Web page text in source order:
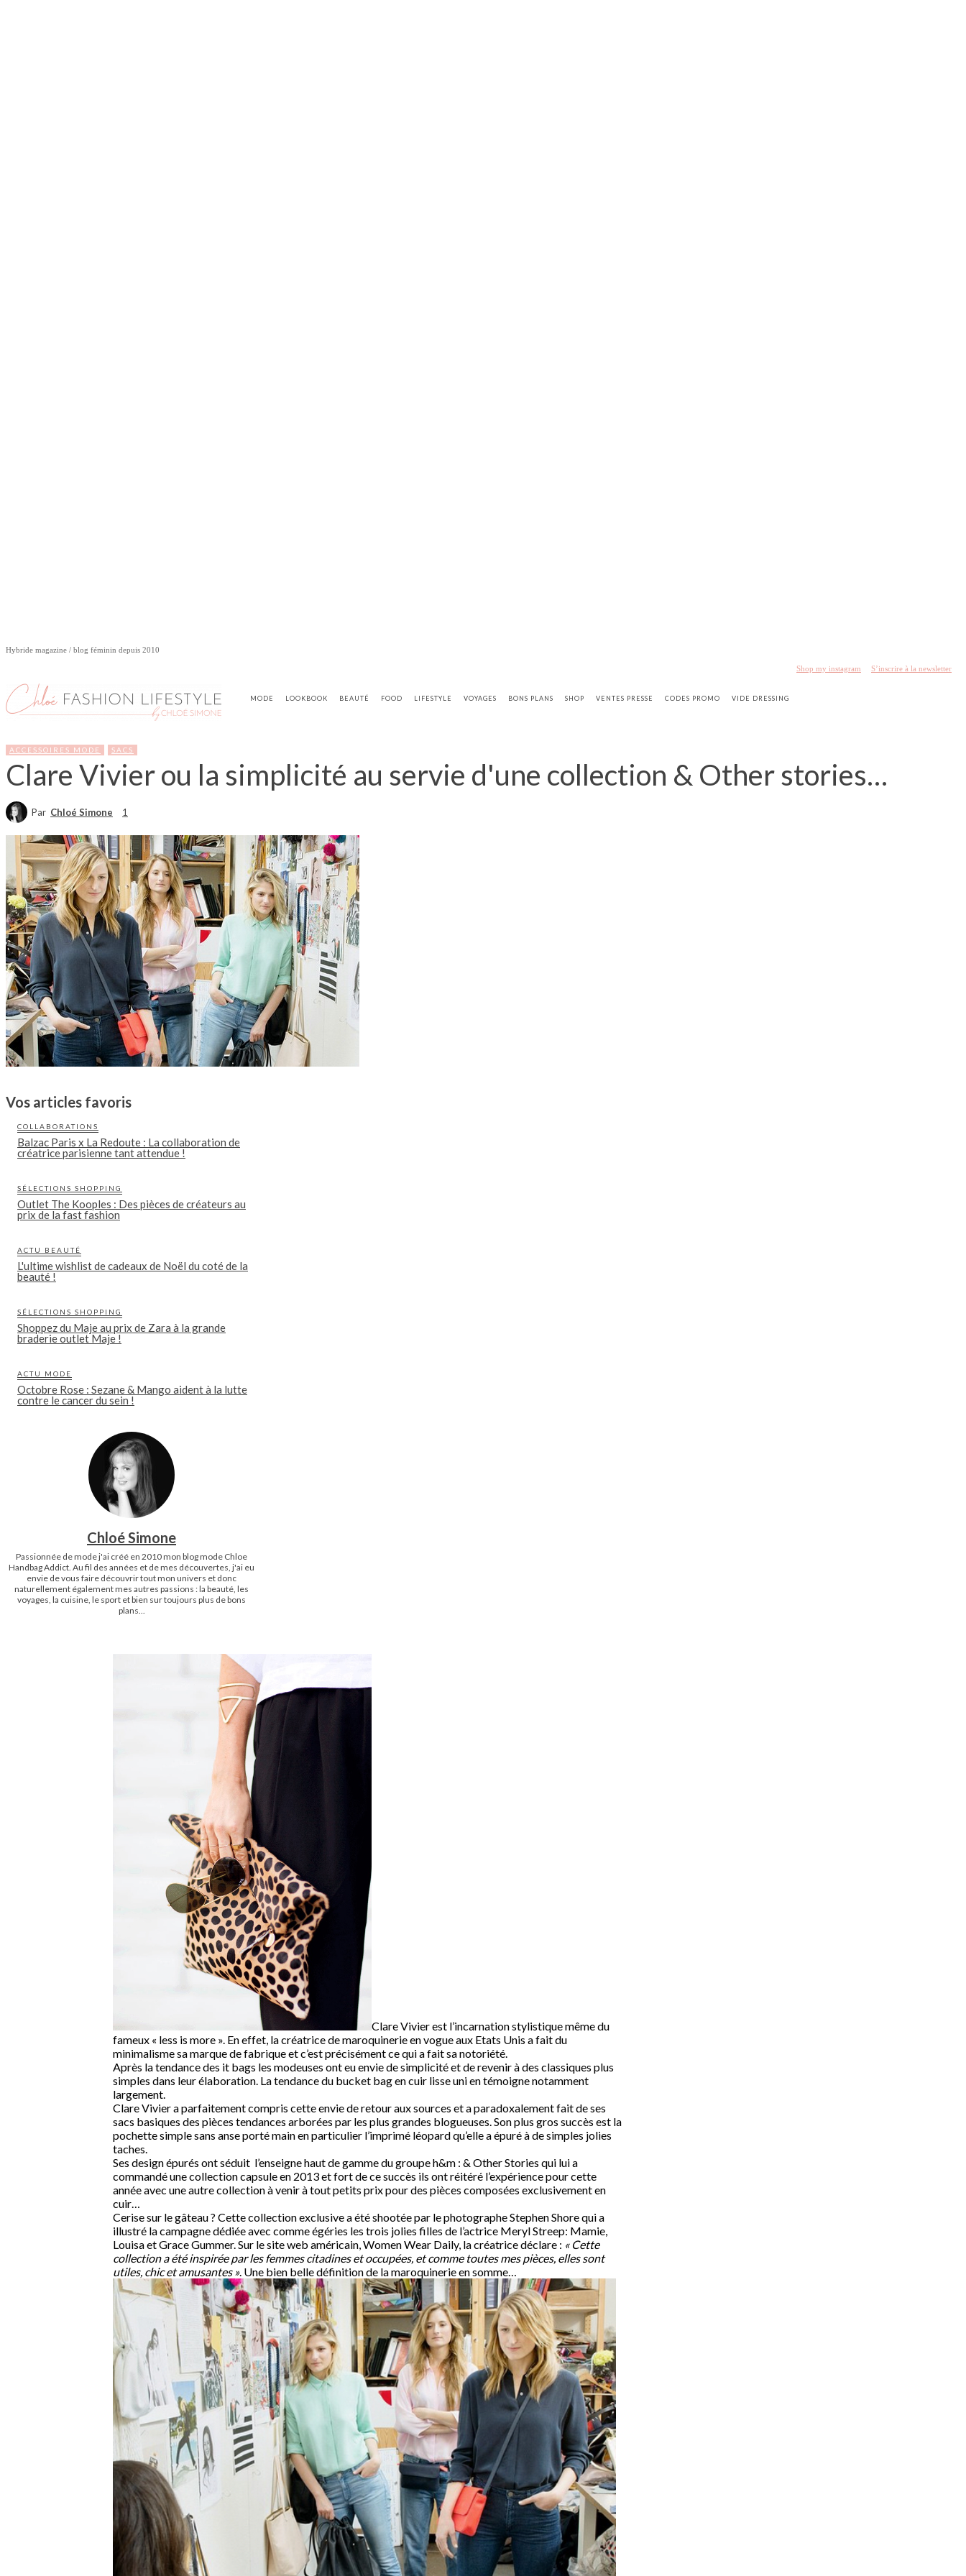
Hybride magazine / blog féminin depuis 2010
Shop my instagram S’inscrire à la newsletter
MODE LOOKBOOK BEAUTÉ FOOD LIFESTYLE VOYAGES BONS PLANS SHOP VENTES PRESSE CODES PROMO VIDE DRESSING
ACCESSOIRES MODE SACS
Clare Vivier ou la simplicité au servie d'une collection & Other stories…
Par Chloé Simone 1
Vos articles favoris
COLLABORATIONS
Balzac Paris x La Redoute : La collaboration de
créatrice parisienne tant attendue !
SÉLECTIONS SHOPPING
Outlet The Kooples : Des pièces de créateurs au
prix de la fast fashion
ACTU BEAUTÉ
L'ultime wishlist de cadeaux de Noël du coté de la
beauté !
SÉLECTIONS SHOPPING
Shoppez du Maje au prix de Zara à la grande
braderie outlet Maje !
ACTU MODE
Octobre Rose : Sezane & Mango aident à la lutte
contre le cancer du sein !
Chloé Simone
Passionnée de mode j'ai créé en 2010 mon blog mode Chloe
Handbag Addict. Au fil des années et de mes découvertes, j'ai eu
envie de vous faire découvrir tout mon univers et donc
naturellement également mes autres passions : la beauté, les
voyages, la cuisine, le sport et bien sur toujours plus de bons
plans...
Clare Vivier est l’incarnation stylistique même du
fameux « less is more ». En effet, la créatrice de maroquinerie en vogue aux Etats Unis a fait du
minimalisme sa marque de fabrique et c’est précisément ce qui a fait sa notoriété.
Après la tendance des it bags les modeuses ont eu envie de simplicité et de revenir à des classiques plus
simples dans leur élaboration. La tendance du bucket bag en cuir lisse uni en témoigne notamment
largement.
Clare Vivier a parfaitement compris cette envie de retour aux sources et a paradoxalement fait de ses
sacs basiques des pièces tendances arborées par les plus grandes blogueuses. Son plus gros succès est la
pochette simple sans anse porté main en particulier l’imprimé léopard qu’elle a épuré à de simples jolies
taches.
Ses design épurés ont séduit l’enseigne haut de gamme du groupe h&m : & Other Stories qui lui a
commandé une collection capsule en 2013 et fort de ce succès ils ont réitéré l’expérience pour cette
année avec une autre collection à venir à tout petits prix pour des pièces composées exclusivement en
cuir…
Cerise sur le gâteau ? Cette collection exclusive a été shootée par le photographe Stephen Shore qui a
illustré la campagne dédiée avec comme égéries les trois jolies filles de l’actrice Meryl Streep: Mamie,
Louisa et Grace Gummer. Sur le site web américain, Women Wear Daily, la créatrice déclare : « Cette
collection a été inspirée par les femmes citadines et occupées, et comme toutes mes pièces, elles sont
utiles, chic et amusantes ». Une bien belle définition de la maroquinerie en somme…